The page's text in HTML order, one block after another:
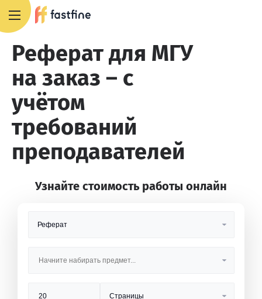
Реферат для МГУ
на заказ – с
учётом
требований
преподавателей
Узнайте стоимость работы онлайн